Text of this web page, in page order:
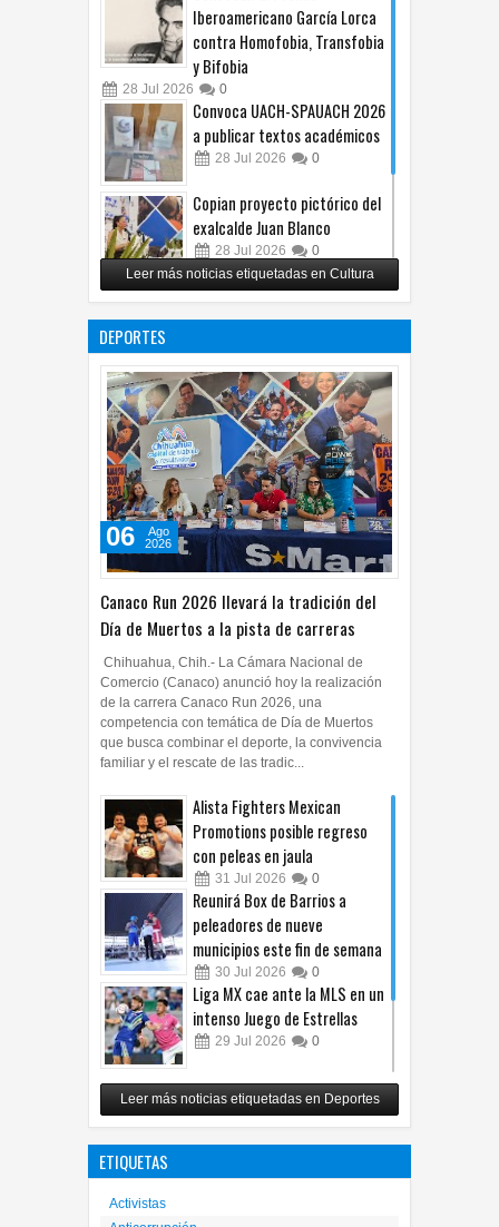
Iberoamericano García Lorca
contra Homofobia, Transfobia
y Bifobia
28 Jul 2026 0
Convoca UACH-SPAUACH 2026
a publicar textos académicos
28 Jul 2026 0
Copian proyecto pictórico del
exalcalde Juan Blanco
28 Jul 2026 0
Impulsa UPCH creatividad y
ficciones
27 Jul 2026 0
Leer más noticias etiquetadas en Cultura
DEPORTES
Canaco Run 2026 llevará la tradición del
Día de Muertos a la pista de carreras
06
Ago
2026
Chihuahua, Chih.- La Cámara Nacional de
Comercio (Canaco) anunció hoy la realización
de la carrera Canaco Run 2026, una
competencia con temática de Día de Muertos
que busca combinar el deporte, la convivencia
familiar y el rescate de las tradic...
Alista Fighters Mexican
Promotions posible regreso
con peleas en jaula
31 Jul 2026 0
Reunirá Box de Barrios a
peleadores de nueve
municipios este fin de semana
30 Jul 2026 0
Liga MX cae ante la MLS en un
intenso Juego de Estrellas
29 Jul 2026 0
México vence 2-0 a Costa Rica
y avanza a cuartos del
Premundial Sub-20
Leer más noticias etiquetadas en Deportes
ETIQUETAS
Activistas